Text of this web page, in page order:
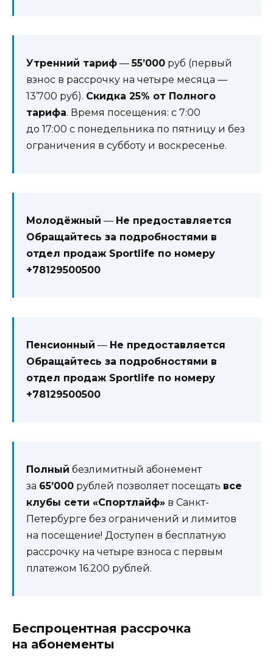
Утренний тариф —55’000 руб (первый
взнос в рассрочку на четыре месяца —
13’700 руб). Скидка 25% от Полного
тарифа. Время посещения: с 7:00
до 17:00 с понедельника по пятницу и без
ограничения в субботу и воскресенье.
Молодёжный — Не предоставляется
Обращайтесь за подробностями в
отдел продаж Sportlife по номеру
+78129500500
Пенсионный — Не предоставляется
Обращайтесь за подробностями в
отдел продаж Sportlife по номеру
+78129500500
Полный безлимитный абонемент
за 65’000 рублей позволяет посещать все
клубы сети «Спортлайф» в Санкт-
Петербурге без ограничений и лимитов
на посещение! Доступен в бесплатную
рассрочку на четыре взноса с первым
платежом 16.200 рублей.
Беспроцентная рассрочка
на абонементы